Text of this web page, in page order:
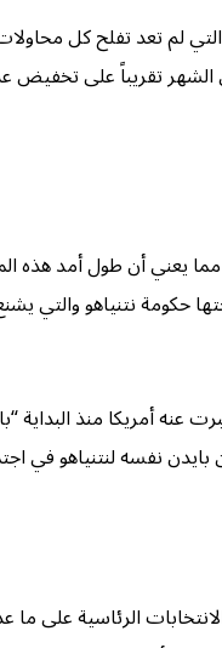
لم تعد تفلح كل
يعني أن طول أمد هذه
حكومة نتنياهو
أمريكا منذ البداية
بايدن نفسه لنتنياهو في
الرئاسية على ما